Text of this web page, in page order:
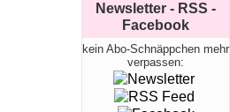
Newsletter - RSS -
Facebook
kein Abo-Schnäppchen mehr
verpassen: